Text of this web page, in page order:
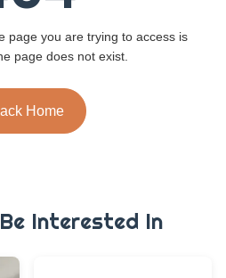
page you are trying to access is
page does not exist.
Home
Interested In